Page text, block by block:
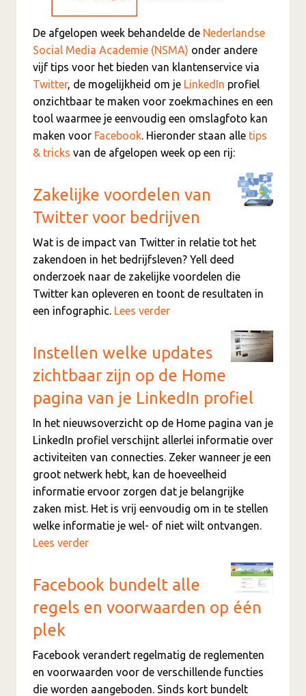
De afgelopen week behandelde de Nederlandse
Social Media Academie (NSMA) onder andere
vijf tips voor het bieden van klantenservice via
Twitter, de mogelijkheid om je LinkedIn profiel
onzichtbaar te maken voor zoekmachines en een
tool waarmee je eenvoudig een omslagfoto kan
maken voor Facebook. Hieronder staan alle tips
& tricks van de afgelopen week op een rij:
Zakelijke voordelen van
Twitter voor bedrijven
Wat is de impact van Twitter in relatie tot het
zakendoen in het bedrijfsleven? Yell deed
onderzoek naar de zakelijke voordelen die
Twitter kan opleveren en toont de resultaten in
een infographic. Lees verder
Instellen welke updates
zichtbaar zijn op de Home
pagina van je LinkedIn profiel
In het nieuwsoverzicht op de Home pagina van je
LinkedIn profiel verschijnt allerlei informatie over
activiteiten van connecties. Zeker wanneer je een
groot netwerk hebt, kan de hoeveelheid
informatie ervoor zorgen dat je belangrijke
zaken mist. Het is vrij eenvoudig om in te stellen
welke informatie je wel- of niet wilt ontvangen.
Lees verder
Facebook bundelt alle
regels en voorwaarden op één
plek
Facebook verandert regelmatig de reglementen
en voorwaarden voor de verschillende functies
die worden aangeboden. Sinds kort bundelt